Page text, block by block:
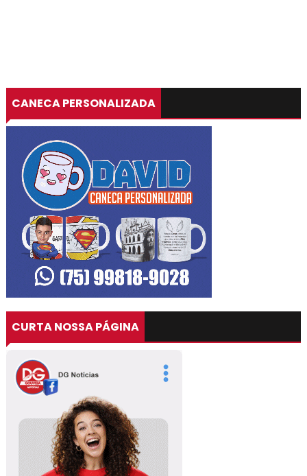
CANECA PERSONALIZADA
CURTA NOSSA PÁGINA